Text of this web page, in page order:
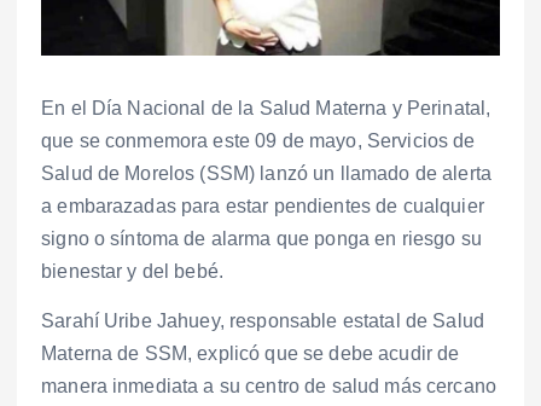
En el Día Nacional de la Salud Materna y Perinatal,
que se conmemora este 09 de mayo, Servicios de
Salud de Morelos (SSM) lanzó un llamado de alerta
a embarazadas para estar pendientes de cualquier
signo o síntoma de alarma que ponga en riesgo su
bienestar y del bebé.
Sarahí Uribe Jahuey, responsable estatal de Salud
Materna de SSM, explicó que se debe acudir de
manera inmediata a su centro de salud más cercano